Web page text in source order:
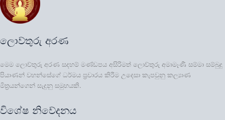
ලොව්තුරු අරණ
මෙම ලොව්තුරු අරණ සදහම් මණ්ඩපය අසිරිමත් ලොව්තුරු අමාමෑණී සම්මා සම්බුදු
පියාණන් වහන්සේගේ ධර්මය ප්‍රචාරය කිරීම උදෙසා කැපවුනු කල්‍යාණ
මිත්‍රයන්ගෙන් සැදුනු සමුහයකි.
විශේෂ නිවේදනය